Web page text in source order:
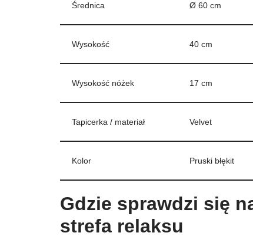
Średnica Ø 60 cm
Wysokość 40 cm
Wysokość nóżek 17 cm
Tapicerka / materiał Velvet
Kolor Pruski błękit
Gdzie sprawdzi się
strefa relaksu